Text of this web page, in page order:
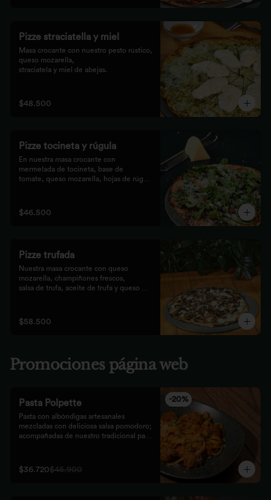
Pizze straciatella y miel
Masa crocante con nuestro pesto rústico,
queso mozarella,
straciatela y miel de abejas.
$48.500
Pizze tocineta y rúgula
En nuestra masa crocante con
mermelada de tocineta, base de
tomate, queso mozarella, hojas de rúgula
$46.500
Pizze trufada
Nuestra masa crocante con queso
mozarella, champiñones frescos,
salsa de trufa, aceite de trufa y queso
$58.500
Promociones página web
-20%
Pasta Polpette
Pasta con albóndigas artesanales
mezcladas con deliciosa salsa pomodoro;
acompañadas de nuestro tradicional pan
$36.720$45.900